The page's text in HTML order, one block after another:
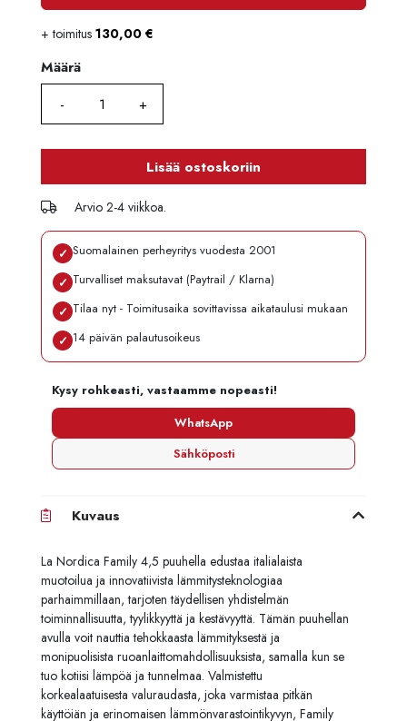
+ toimitus 130,00 €
Määrä
Määrä
Lisää ostoskoriin
Arvio 2-4 viikkoa.
✓ Suomalainen perheyritys vuodesta 2001
✓ Turvalliset maksutavat (Paytrail / Klarna)
✓ Tilaa nyt - Toimitusaika sovittavissa aikataulusi mukaan
✓ 14 päivän palautusoikeus
Kysy rohkeasti, vastaamme nopeasti!
WhatsApp
Sähköposti
Kuvaus
La Nordica Family 4,5 puuhella edustaa italialaista
muotoilua ja innovatiivista lämmitysteknologiaa
parhaimmillaan, tarjoten täydellisen yhdistelmän
toiminnallisuutta, tyylikkyyttä ja kestävyyttä. Tämän puuhellan
avulla voit nauttia tehokkaasta lämmityksestä ja
monipuolisista ruoanlaittomahdollisuuksista, samalla kun se
tuo kotiisi lämpöä ja tunnelmaa. Valmistettu
korkealaatuisesta valuraudasta, joka varmistaa pitkän
käyttöiän ja erinomaisen lämmönvarastointikyvyn, Family